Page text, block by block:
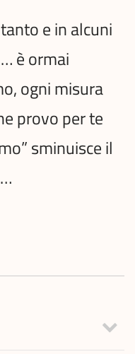
e in alcuni
è ormai
ogni misura
provo per te
sminuisce il